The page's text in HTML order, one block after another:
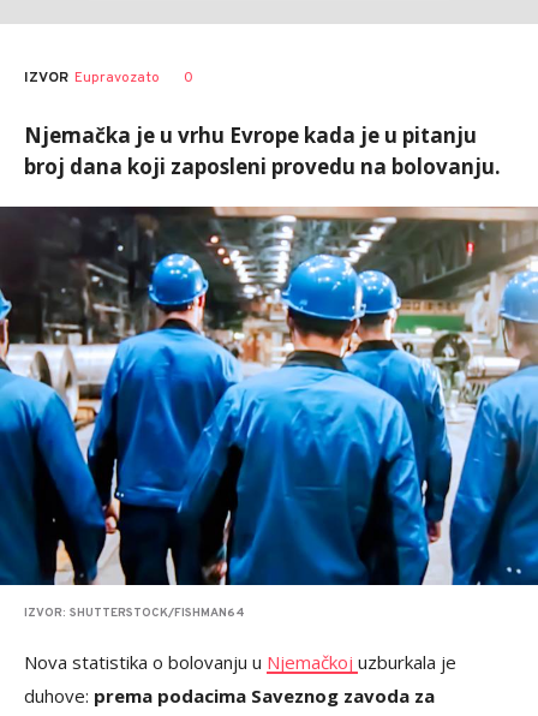
IZVOR Eupravozato 0
Njemačka je u vrhu Evrope kada je u pitanju
broj dana koji zaposleni provedu na bolovanju.
IZVOR: SHUTTERSTOCK/FISHMAN64
Nova statistika o bolovanju u Njemačkoj uzburkala je
duhove: prema podacima Saveznog zavoda za